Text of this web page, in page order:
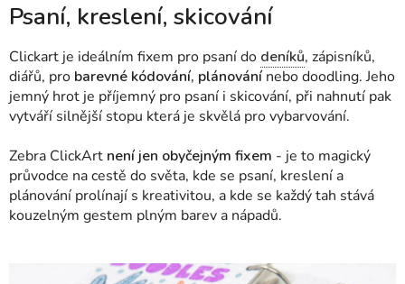
Psaní, kreslení, skicování
Clickart je ideálním fixem pro psaní do deníků, zápisníků,
diářů, pro barevné kódování, plánovánínebo doodling. Jeho
jemný hrot je příjemný pro psaní i skicování, při nahnutí pak
vytváří silnější stopu která je skvělá pro vybarvování.
Zebra ClickArt není jen obyčejným fixem - je to magický
průvodce na cestě do světa, kde se psaní, kreslení a
plánování prolínají s kreativitou, a kde se každý tah stává
kouzelným gestem plným barev a nápadů.